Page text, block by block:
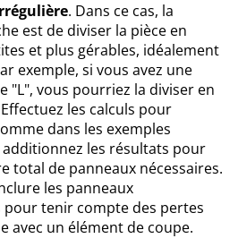
. Dans ce cas, la
est de diviser la pièce en
et plus gérables, idéalement
exemple, si vous avez une
"L", vous pourriez la diviser en
les calculs pour
dans les exemples
les résultats pour
total de panneaux nécessaires.
les panneaux
tenir compte des pertes
avec un élément de coupe.